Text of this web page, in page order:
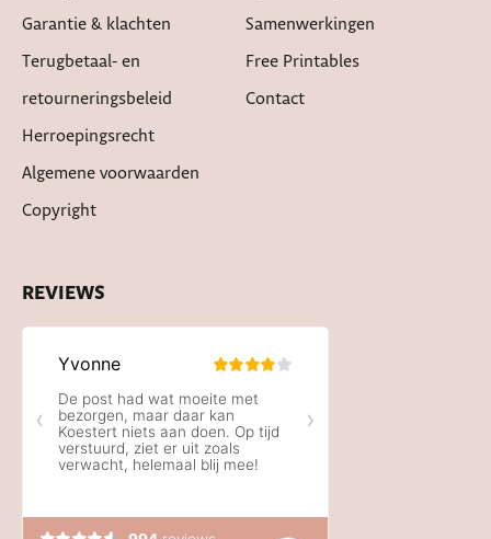
Garantie & klachten
Terugbetaal- en
retourneringsbeleid
Herroepingsrecht
Algemene voorwaarden
Copyright
Samenwerkingen
Free Printables
Contact
REVIEWS